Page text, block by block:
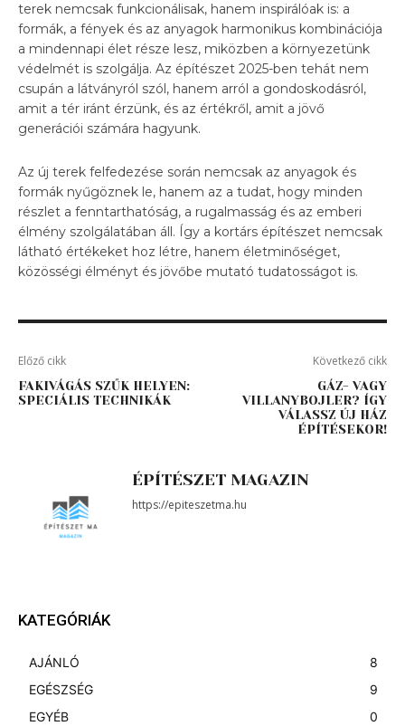
terek nemcsak funkcionálisak, hanem inspirálóak is: a
formák, a fények és az anyagok harmonikus kombinációja
a mindennapi élet része lesz, miközben a környezetünk
védelmét is szolgálja. Az építészet 2025-ben tehát nem
csupán a látványról szól, hanem arról a gondoskodásról,
amit a tér iránt érzünk, és az értékről, amit a jövő
generációi számára hagyunk.
Az új terek felfedezése során nemcsak az anyagok és
formák nyűgöznek le, hanem az a tudat, hogy minden
részlet a fenntarthatóság, a rugalmasság és az emberi
élmény szolgálatában áll. Így a kortárs építészet nemcsak
látható értékeket hoz létre, hanem életminőséget,
közösségi élményt és jövőbe mutató tudatosságot is.
Előző cikk
FAKIVÁGÁS SZŰK HELYEN:
SPECIÁLIS TECHNIKÁK
Következő cikk
GÁZ- VAGY
VILLANYBOJLER? ÍGY
VÁLASSZ ÚJ HÁZ
ÉPÍTÉSEKOR!
ÉPÍTÉSZET MAGAZIN
https://epiteszetma.hu
KATEGÓRIÁK
AJÁNLÓ
8
EGÉSZSÉG
9
EGYÉB
0